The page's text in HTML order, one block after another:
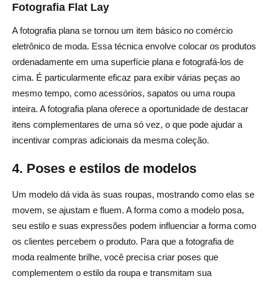
Fotografia Flat Lay
A fotografia plana se tornou um item básico no comércio
eletrônico de moda. Essa técnica envolve colocar os produtos
ordenadamente em uma superfície plana e fotografá-los de
cima. É particularmente eficaz para exibir várias peças ao
mesmo tempo, como acessórios, sapatos ou uma roupa
inteira. A fotografia plana oferece a oportunidade de destacar
itens complementares de uma só vez, o que pode ajudar a
incentivar compras adicionais da mesma coleção.
4. Poses e estilos de modelos
Um modelo dá vida às suas roupas, mostrando como elas se
movem, se ajustam e fluem. A forma como a modelo posa,
seu estilo e suas expressões podem influenciar a forma como
os clientes percebem o produto. Para que a fotografia de
moda realmente brilhe, você precisa criar poses que
complementem o estilo da roupa e transmitam sua